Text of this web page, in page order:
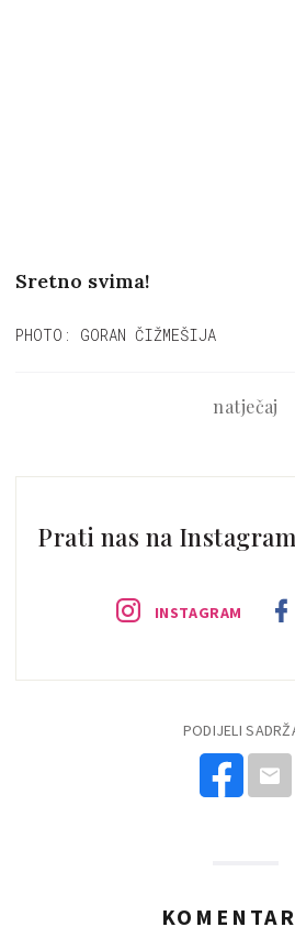
Sretno svima!
PHOTO: GORAN ČIŽMEŠIJA
natječaj
Prati nas na
INSTAGRAM
PODIJELI